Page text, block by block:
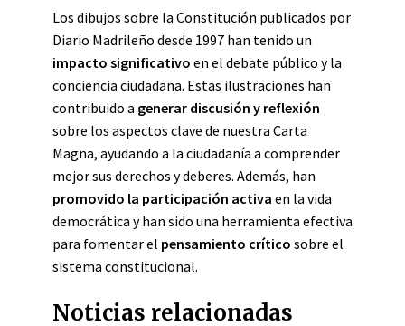
Los dibujos sobre la Constitución publicados por
Diario Madrileño desde 1997 han tenido un
impacto significativo en el debate público y la
conciencia ciudadana. Estas ilustraciones han
contribuido a generar discusión y reflexión
sobre los aspectos clave de nuestra Carta
Magna, ayudando a la ciudadanía a comprender
mejor sus derechos y deberes. Además, han
promovido la participación activa en la vida
democrática y han sido una herramienta efectiva
para fomentar el pensamiento crítico sobre el
sistema constitucional.
Noticias relacionadas